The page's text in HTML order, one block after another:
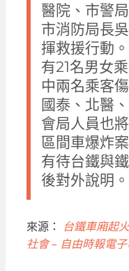
醫院、市警
市消防局長
揮救援行動
有21名男女
中兩名乘客
國泰、北醫
會局人員也
區間車爆炸
有待台鐵與
後對外說明。
來源：
台鐵車廂起
社會 – 自由時報電